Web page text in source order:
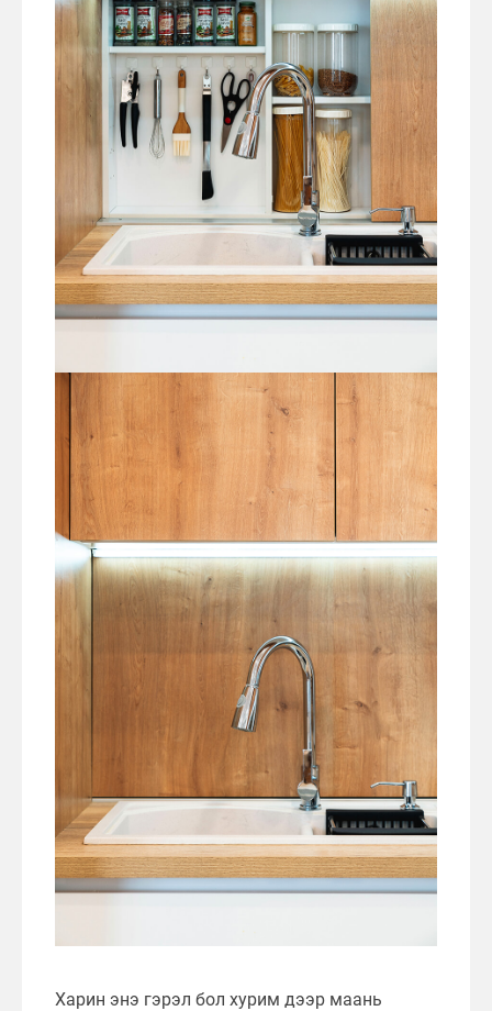
Харин энэ гэрэл бол хурим дээр маань